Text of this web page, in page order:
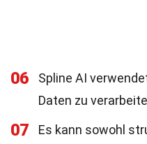
06
Spline AI
Daten zu
07
Es kann sowohl